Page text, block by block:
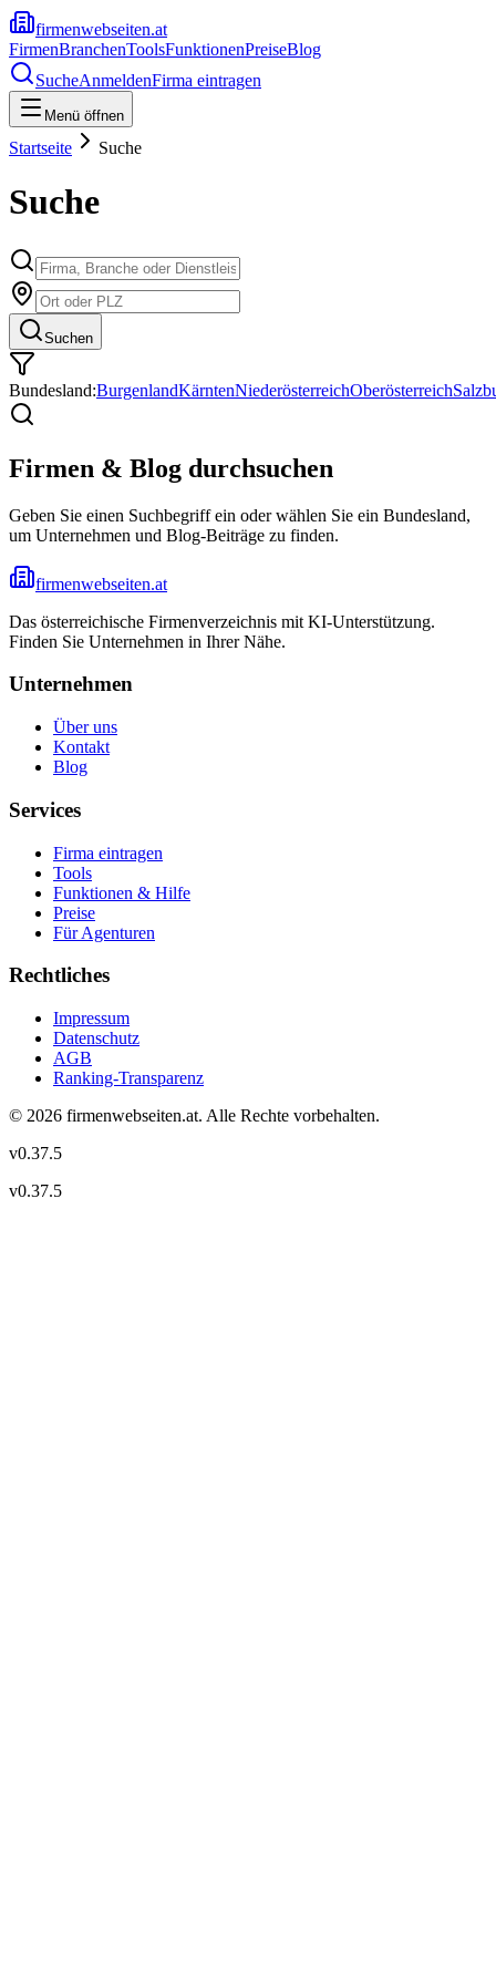
firmenwebseiten.at
FirmenBranchenToolsFunktionenPreiseBlog
SucheAnmeldenFirma eintragen
Menü öffnen
Startseite Suche
Suche
Suchen
Bundesland:BurgenlandKärntenNiederösterreichOberösterreich
Firmen & Blog durchsuchen
Geben Sie einen Suchbegriff ein oder wählen Sie ein Bundesland,
um Unternehmen und Blog-Beiträge zu finden.
firmenwebseiten.at
Das österreichische Firmenverzeichnis mit KI-Unterstützung.
Finden Sie Unternehmen in Ihrer Nähe.
Unternehmen
Über uns
Kontakt
Blog
Services
Firma eintragen
Tools
Funktionen & Hilfe
Preise
Für Agenturen
Rechtliches
Impressum
Datenschutz
AGB
Ranking-Transparenz
© 2026 firmenwebseiten.at. Alle Rechte vorbehalten.
v0.37.5
v0.37.5